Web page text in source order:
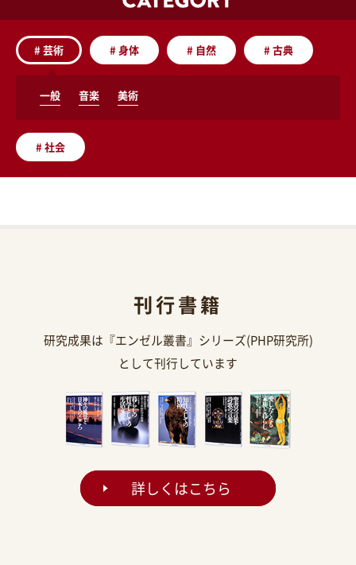
#芸術
一般 音楽 美術
#身体 # 自然 #古典
#社会
刊行書籍
研究成果は『エンゼル叢書』シリーズ(PHP研究所)
として刊行しています
詳しくはこちら